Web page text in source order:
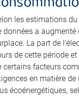
les estimations du
données a
La part de
de cette période
certains facteurs
en matière
écoénergétiques,